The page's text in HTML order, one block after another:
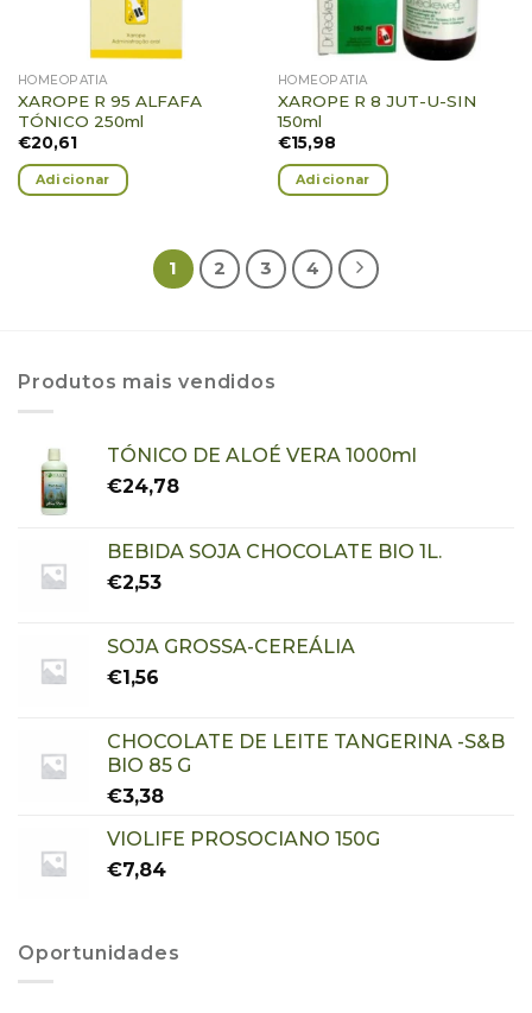
HOMEOPATIA
XAROPE R 95 ALFAFA
TÓNICO 250ml
€20,61
Adicionar
HOMEOPATIA
XAROPE R 8 JUT-U-SIN
150ml
€15,98
Adicionar
1 2 3 4
Produtos mais vendidos
TÓNICO DE ALOÉ VERA 1000ml
€24,78
BEBIDA SOJA CHOCOLATE BIO 1L.
€2,53
SOJA GROSSA-CEREÁLIA
€1,56
CHOCOLATE DE LEITE TANGERINA -S&B
BIO 85 G
€3,38
VIOLIFE PROSOCIANO 150G
€7,84
Oportunidades